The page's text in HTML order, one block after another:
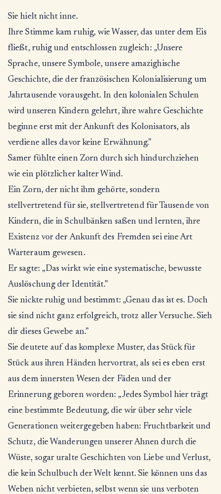
Sie hielt nicht inne.
Ihre Stimme kam ruhig, wie Wasser, das unter dem Eis
fließt, ruhig und entschlossen zugleich: „Unsere
Sprache, unsere Symbole, unsere amazighische
Geschichte, die der französischen Kolonialisierung um
Jahrtausende vorausgeht. In den kolonialen Schulen
wird unseren Kindern gelehrt, ihre wahre Geschichte
beginne erst mit der Ankunft des Kolonisators, als
verdiene alles davor keine Erwähnung.”
Samer fühlte einen Zorn durch sich hindurchziehen
wie ein plötzlicher kalter Wind.
Ein Zorn, der nicht ihm gehörte, sondern
stellvertretend für sie, stellvertretend für Tausende von
Kindern, die in Schulbänken saßen und lernten, ihre
Existenz vor der Ankunft des Fremden sei eine Art
Warteraum gewesen.
Er sagte: „Das wirkt wie eine systematische, bewusste
Auslöschung der Identität.”
Sie nickte ruhig und bestimmt: „Genau das ist es. Doch
sie sind nicht ganz erfolgreich, trotz aller Versuche. Sieh
dir dieses Gewebe an.”
Sie deutete auf das komplexe Muster, das Stück für
Stück aus ihren Händen hervortrat, als sei es eben erst
aus dem innersten Wesen der Fäden und der
Erinnerung geboren worden: „Jedes Symbol hier trägt
eine bestimmte Bedeutung, die wir über sehr viele
Generationen weitergegeben haben: Fruchtbarkeit und
Schutz, die Wanderungen unserer Ahnen durch die
Wüste, sogar uralte Geschichten von Liebe und Verlust,
die kein Schulbuch der Welt kennt. Sie können uns das
Weben nicht verbieten, selbst wenn sie uns verboten